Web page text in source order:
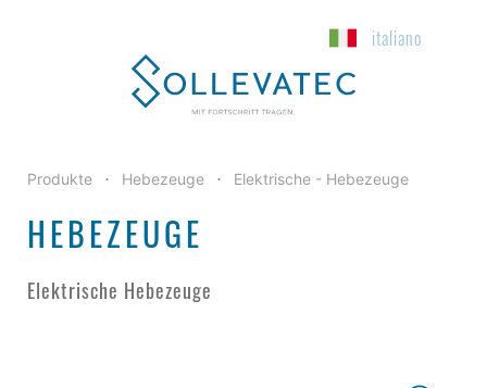
italiano
Produkte • Hebezeuge • Elektrische - Hebezeuge
HEBEZEUGE
Elektrische Hebezeuge